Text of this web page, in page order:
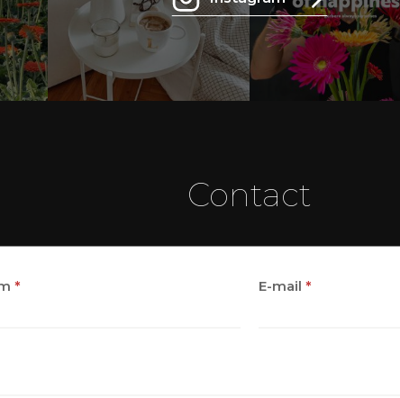
Contact
* E-mail *